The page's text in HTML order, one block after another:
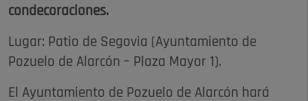
condecoraciones.
Lugar: Patio de Segovia (Ayuntamiento de
Pozuelo de Alarcón – Plaza Mayor 1).
El Ayuntamiento de Pozuelo de Alarcón hará